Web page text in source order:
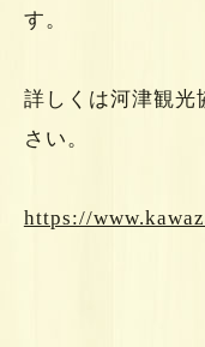
す。
詳しくは河津観光
さい。
https://